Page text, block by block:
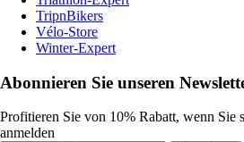
TripnBikers
Vélo-Store
Winter-Expert
Abonnieren Sie unseren
Profitieren Sie von 10% Rabatt, wenn Sie
anmelden